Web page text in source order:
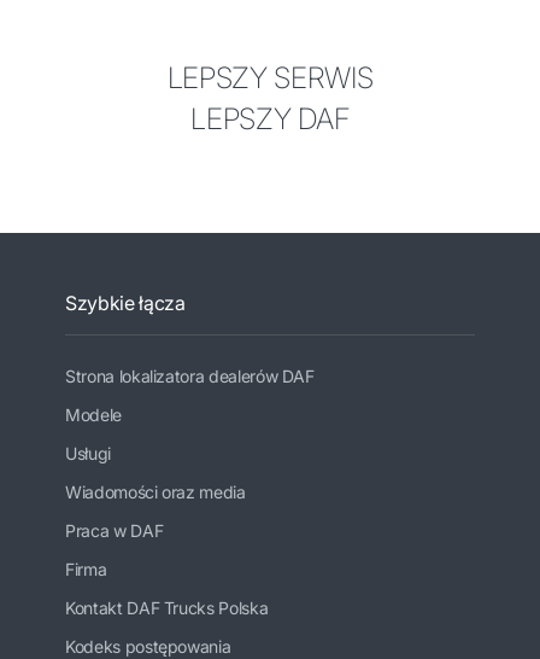
LEPSZY SERWIS
LEPSZY DAF
Szybkie łącza
Strona lokalizatora dealerów DAF
Modele
Usługi
Wiadomości oraz media
Praca w DAF
Firma
Kontakt DAF Trucks Polska
Kodeks postępowania